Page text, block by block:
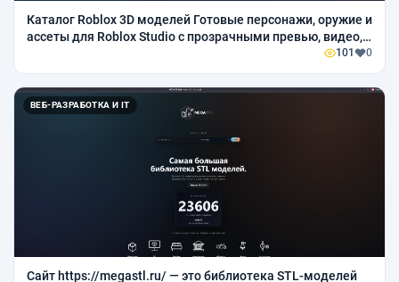
Каталог Roblox 3D моделей Готовые персонажи, оружие и
ассеты для Roblox Studio с прозрачными превью, видео,
101 0
ВЕБ-РАЗРАБОТКА И IT
Сайт https://megastl.ru/ — это библиотека STL-моделей